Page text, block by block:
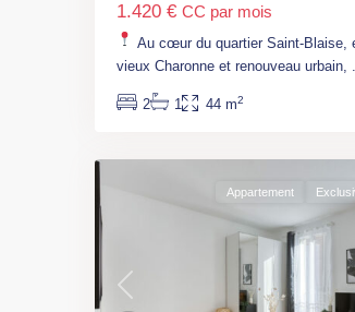
1.420 € CC par mois
Au cœur du quartier Saint-Blaise,
vieux Charonne et renouveau urbain,
2 1 44 m2
Pont
Cardinet
(L14),
Paris
Previous
Appartement